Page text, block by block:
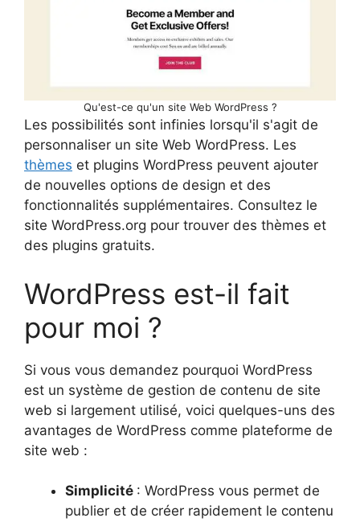
Qu'est-ce qu'un site Web WordPress ?
Les possibilités sont infinies lorsqu'il s'agit de
personnaliser un site Web WordPress. Les
thèmes et plugins WordPress peuvent ajouter
de nouvelles options de design et des
fonctionnalités supplémentaires. Consultez le
site WordPress.org pour trouver des thèmes et
des plugins gratuits.
WordPress est-il fait
pour moi ?
Si vous vous demandez pourquoi WordPress
est un système de gestion de contenu de site
web si largement utilisé, voici quelques-uns des
avantages de WordPress comme plateforme de
site web :
Simplicité : WordPress vous permet de
publier et de créer rapidement le contenu